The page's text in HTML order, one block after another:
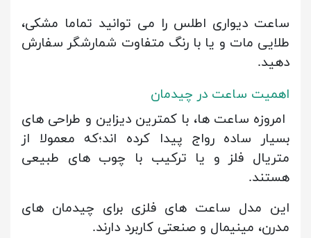
ساعت دیواری اطلس را می توانید تماما مشکی،
طلایی مات و یا با رنگ متفاوت شمارشگر سفارش
دهید.
اهمیت ساعت در چیدمان
امروزه ساعت ها، با کمترین دیزاین و طراحی های
بسیار ساده رواج پیدا کرده اند؛که معمولا از
متریال فلز و یا ترکیب با چوب های طبیعی
هستند.
این مدل ساعت های فلزی برای چیدمان های
مدرن، مینیمال و صنعتی کاربرد دارند.